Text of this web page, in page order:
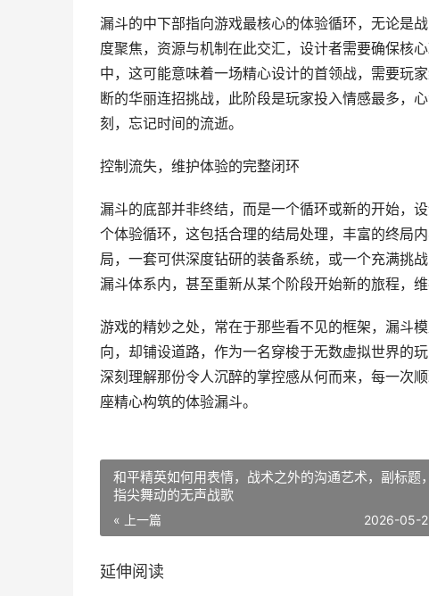
漏斗的中下部指向游戏最核心的体验循环，无论是
度聚焦，资源与机制在此交汇，设计者需要确保核
中，这可能意味着一场精心设计的首领战，需要玩
断的华丽连招挑战，此阶段是玩家投入情感最多，
刻，忘记时间的流逝。
控制流失，维护体验的完整闭环
漏斗的底部并非终结，而是一个循环或新的开始，
个体验循环，这包括合理的结局处理，丰富的终局
局，一套可供深度钻研的装备系统，或一个充满挑
漏斗体系内，甚至重新从某个阶段开始新的旅程，
游戏的精妙之处，常在于那些看不见的框架，漏斗
向，却铺设道路，作为一名穿梭于无数虚拟世界的
深刻理解那份令人沉醉的掌控感从何而来，每一次
座精心构筑的体验漏斗。
和平精英如何用表情，战术之外的沟通艺术，副标题，
指尖舞动的无声战歌
« 上一篇 2026-05-
延伸阅读